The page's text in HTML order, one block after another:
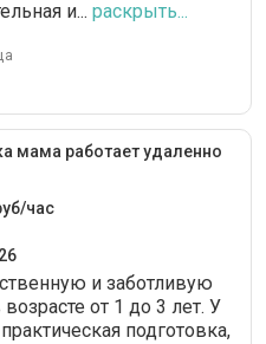
и... раскрыть...
мама работает удаленно
час
и заботливую
от 1 до 3 лет. У
подготовка,